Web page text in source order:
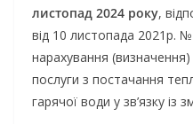
листопад 2024 року,
від 10 листопада 2021р.
нарахування
послуги з постачання
гарячої води у зв’язку із